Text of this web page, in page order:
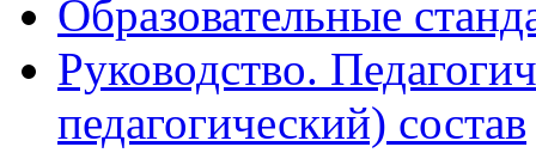
Образовательные
Руководство.
педагогический) состав